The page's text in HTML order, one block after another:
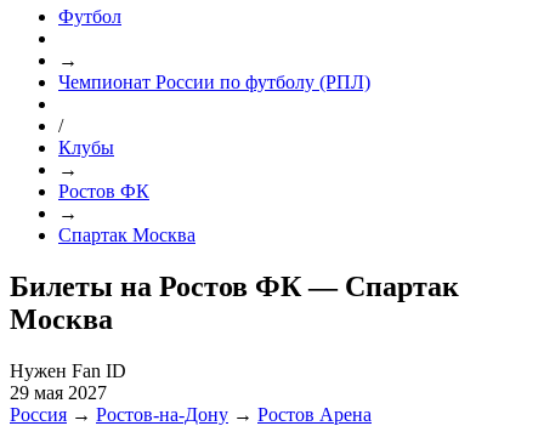
Футбол
→
Чемпионат России по футболу (РПЛ)
/
Клубы
→
Ростов ФК
→
Спартак Москва
Билеты на Ростов ФК — Спартак
Москва
Нужен Fan ID
29 мая 2027
Россия → Ростов-на-Дону → Ростов Арена